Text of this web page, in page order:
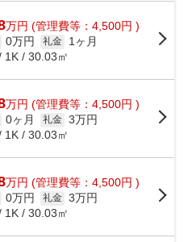
...
万円 (管理費等：4,500円 )
0万円 礼金
1ヶ月
1K / 30.03㎡
万円 (管理費等：4,500円 )
0ヶ月 礼金 3万円
1K / 30.03㎡
万円 (管理費等：4,500円 )
0万円 礼金 3万円
1K / 30.03㎡